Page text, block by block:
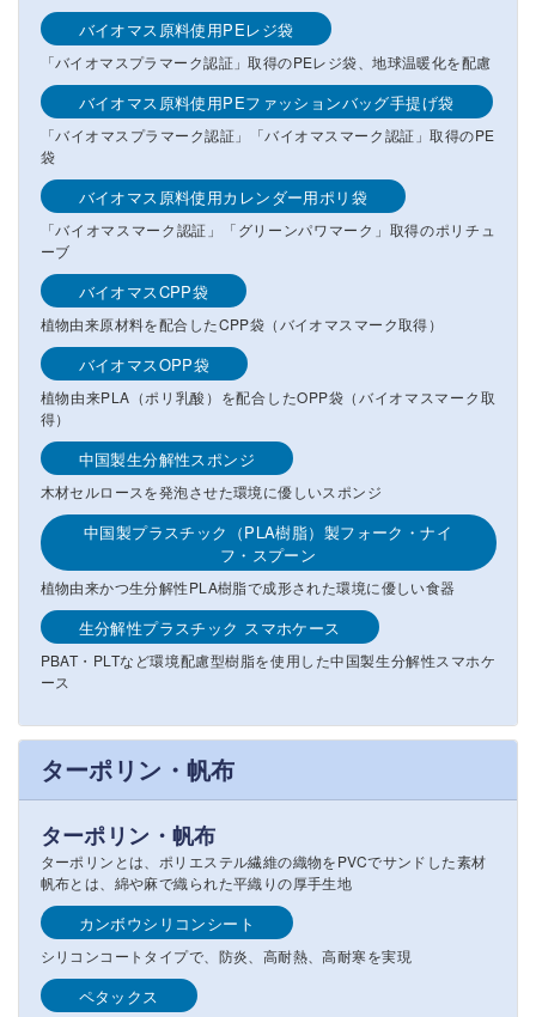
バイオマス原料使用PEレジ袋
「バイオマスプラマーク認証」取得のPEレジ袋、地球温暖化を配慮
バイオマス原料使用PEファッションバッグ手提げ袋
「バイオマスプラマーク認証」「バイオマスマーク認証」取得のPE
袋
バイオマス原料使用カレンダー用ポリ袋
「バイオマスマーク認証」「グリーンパワマーク」取得のポリチュ
ーブ
バイオマスCPP袋
植物由来原材料を配合したCPP袋（バイオマスマーク取得）
バイオマスOPP袋
植物由来PLA（ポリ乳酸）を配合したOPP袋（バイオマスマーク取
得）
中国製生分解性スポンジ
木材セルロースを発泡させた環境に優しいスポンジ
中国製プラスチック（PLA樹脂）製フォーク・ナイ
フ・スプーン
植物由来かつ生分解性PLA樹脂で成形された環境に優しい食器
生分解性プラスチック スマホケース
PBAT・PLTなど環境配慮型樹脂を使用した中国製生分解性スマホケ
ース
ターポリン・帆布
ターポリン・帆布
ターポリンとは、ポリエステル繊維の織物をPVCでサンドした素材
帆布とは、綿や麻で織られた平織りの厚手生地
カンボウシリコンシート
シリコンコートタイプで、防炎、高耐熱、高耐寒を実現
ペタックス